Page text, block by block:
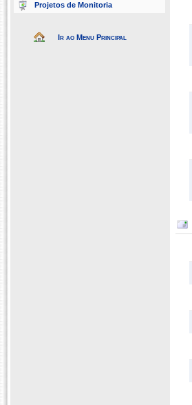
Projetos de Monitoria
Ir ao Menu Principal